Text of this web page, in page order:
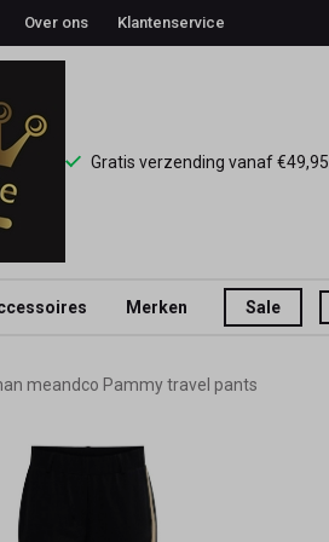
Over ons Klantenservice
Gratis verzending vanaf €49,95
Merken Sale
meandco Pammy travel pants